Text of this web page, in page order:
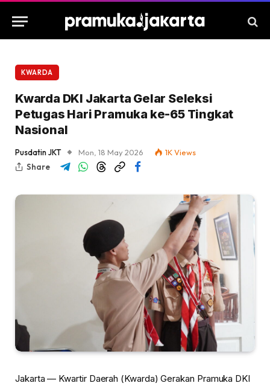
KWARDA
Kwarda DKI Jakarta Gelar Seleksi
Petugas Hari Pramuka ke-65 Tingkat
Nasional
Pusdatin JKT Mon, 18 May 2026 1KViews
Share
Jakarta — Kwartir Daerah (Kwarda) Gerakan Pramuka DKI